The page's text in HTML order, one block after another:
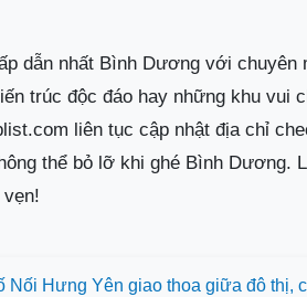
dẫn nhất Bình Dương với chuyên
trúc độc đáo hay những khu vui
liên tục cập nhật địa chỉ
thể bỏ lỡ khi ghé Bình Dương.
Nối Hưng Yên giao thoa giữa đô thị,